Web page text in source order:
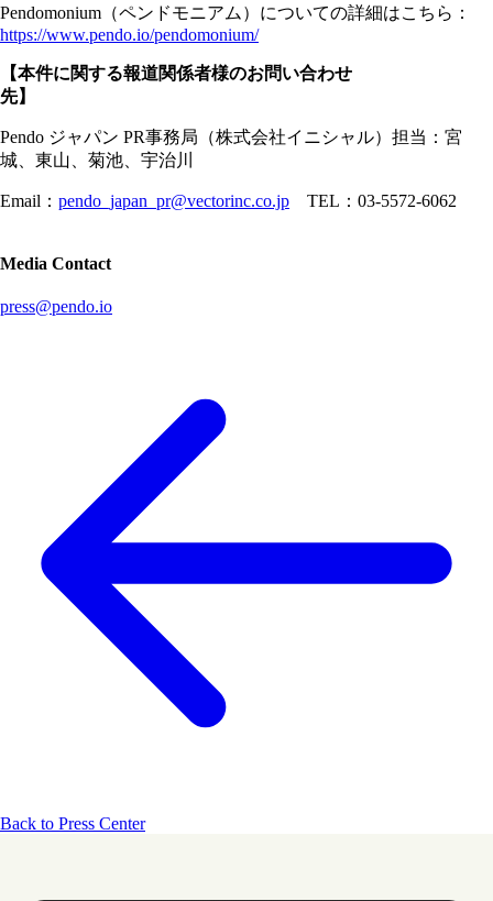
Pendomonium（ペンドモニアム）についての詳細はこちら：
https://www.pendo.io/pendomonium/
【本件に関する報道関係者様のお問い合わせ
先】
Pendo ジャパン PR事務局（株式会社イニシャル）担当：宮
城、東山、菊池、宇治川
Email： pendo_japan_pr@vectorinc.co.jp TEL：03-5572-6062
Media Contact
press@pendo.io
Back to Press Center